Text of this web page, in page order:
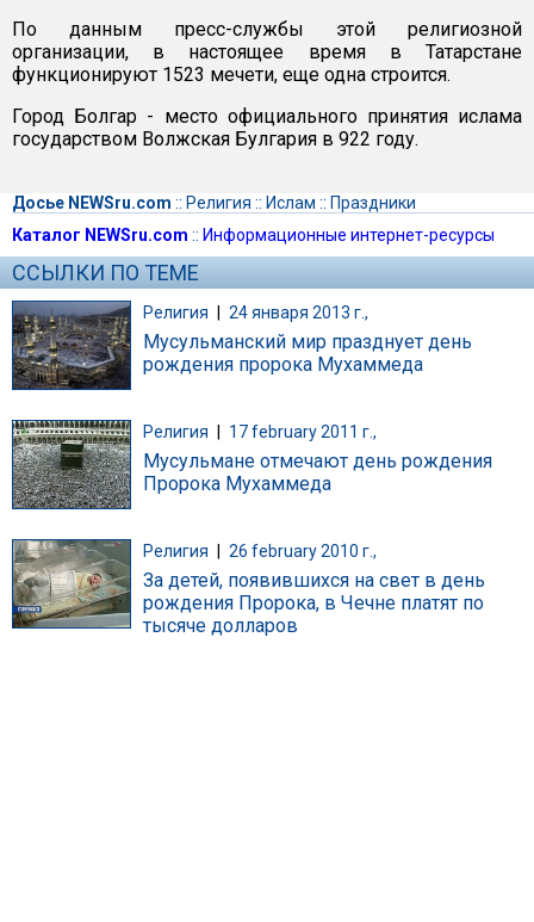
По данным пресс-службы этой религиозной
организации, в настоящее время в Татарстане
функционируют 1523 мечети, еще одна строится.
Город Болгар - место официального принятия ислама
государством Волжская Булгария в 922 году.
Досье NEWSru.com :: Религия :: Ислам :: Праздники
Каталог NEWSru.com :: Информационные интернет-ресурсы
ССЫЛКИ ПО ТЕМЕ
Религия | 24 января 2013 г.,
Мусульманский мир празднует день
рождения пророка Мухаммеда
Религия 17 february 2011 г.,
Мусульмане отмечают день рождения
Пророка Мухаммеда
Религия 26 february 2010 г.,
За детей, появившихся на свет в день
рождения Пророка, в Чечне платят по
тысяче долларов